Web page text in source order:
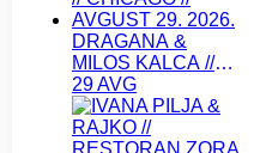
DRAGANA &
MILOS KALCA //
RESTORAN ZORA
// CHICAGO //
AVGUST 29. 2026.
29 AVG